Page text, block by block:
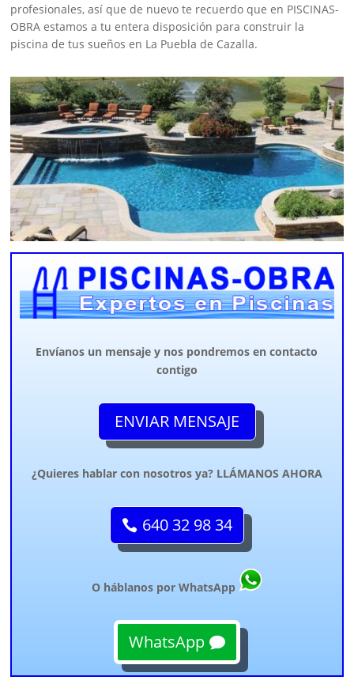
profesionales, así que de nuevo te recuerdo que en PISCINAS-
OBRA estamos a tu entera disposición para construir la
piscina de tus sueños en La Puebla de Cazalla.
Envíanos un mensaje y nos pondremos en contacto
contigo
ENVIAR MENSAJE
¿Quieres hablar con nosotros ya? LLÁMANOS AHORA
640 32 98 34
O háblanos por WhatsApp
WhatsApp